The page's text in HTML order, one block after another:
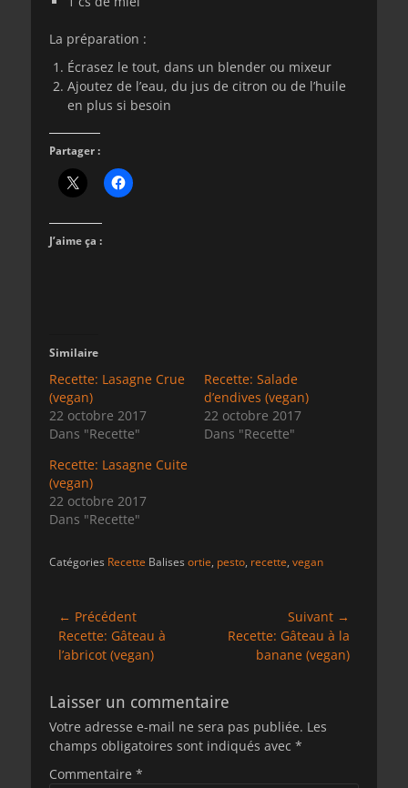
La préparation :
Écrasez le tout, dans un blender ou mixeur
Ajoutez de l’eau, du jus de citron ou de l’huile
en plus si besoin
Partager :
J’aime ça :
Similaire
Recette: Lasagne Crue
(vegan)
22 octobre 2017
Dans "Recette"
Recette: Salade
d’endives (vegan)
22 octobre 2017
Dans "Recette"
Recette: Lasagne Cuite
(vegan)
22 octobre 2017
Dans "Recette"
Catégories Recette Balises ortie, pesto, recette, vegan
Navigation
de
l’article
← Précédent
Article
précédent :
Recette: Gâteau à
l’abricot (vegan)
Suivant →
ArticleRecette: Gâteau à la
banane (vegan)
Laisser un commentaire
Votre adresse e-mail ne sera pas publiée. Les
champs obligatoires sont indiqués avec *
Commentaire *